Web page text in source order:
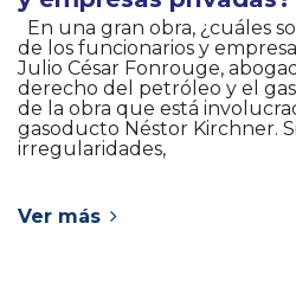
En una gran obra, ¿cuáles
de los funcionarios y
Julio César Fonrouge,
derecho del petróleo y el
de la obra que está
gasoducto Néstor Kirchner.
irregularidades,
Ver más